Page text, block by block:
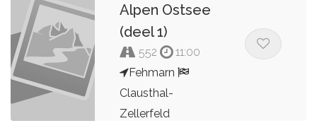
Alpen Ostsee
(deel 1)
552
11:00
Fehmarn
Clausthal-
Zellerfeld